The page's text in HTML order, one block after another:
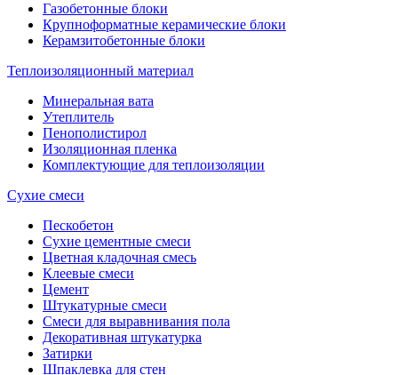
Газобетонные блоки
Крупноформатные керамические блоки
Керамзитобетонные блоки
Теплоизоляционный материал
Минеральная вата
Утеплитель
Пенополистирол
Изоляционная пленка
Комплектующие для теплоизоляции
Сухие смеси
Пескобетон
Сухие цементные смеси
Цветная кладочная смесь
Клеевые смеси
Цемент
Штукатурные смеси
Смеси для выравнивания пола
Декоративная штукатурка
Затирки
Шпаклевка для стен